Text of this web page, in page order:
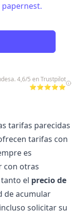
4,6/5 en Trustpilot
⭐⭐⭐⭐⭐
tarifas parecidas
tarifas con
es
con otras
el precio de
de acumular
solicitar su